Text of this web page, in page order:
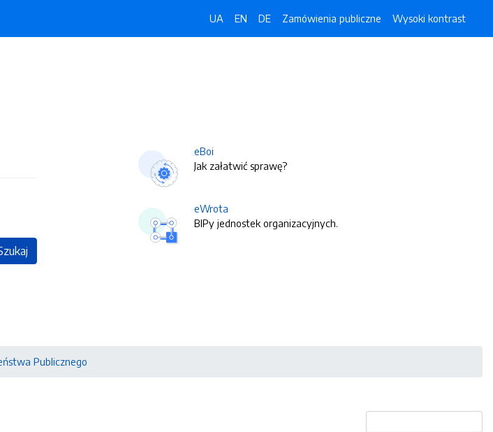
UA EN DE Zamówienia publiczne Wysoki kontrast
eBoi
Jak załatwić sprawę?
eWrota
BIPy jednostek organizacyjnych.
Publicznego